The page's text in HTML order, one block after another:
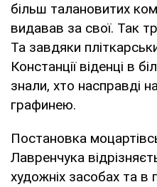
більш талановитих
видавав за свої. Так
Та завдяки
Констанції віденці в
знали, хто насправді
графинею.
Постановка
Лавренчука
художніх засобах та в